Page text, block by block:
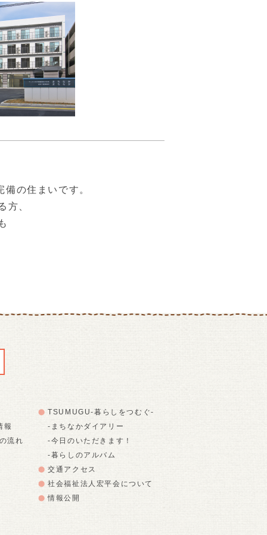
の住まいです。
方、
報
流れ
TSUMUGU-暮らしをつむぐ-
-まちなかダイアリー
-今日のいただきます！
-暮らしのアルバム
交通アクセス
社会福祉法人宏平会について
情報公開